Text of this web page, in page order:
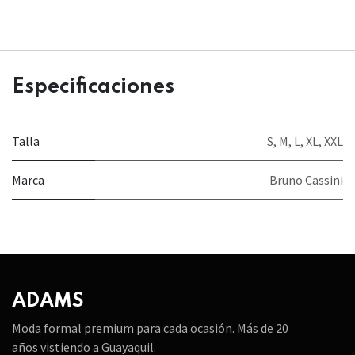
Especificaciones
Talla S, M, L, XL, XXL
Marca Bruno Cassini
ADAMS
Moda formal premium para cada ocasión. Más de 20
años vistiendo a Guayaquil.